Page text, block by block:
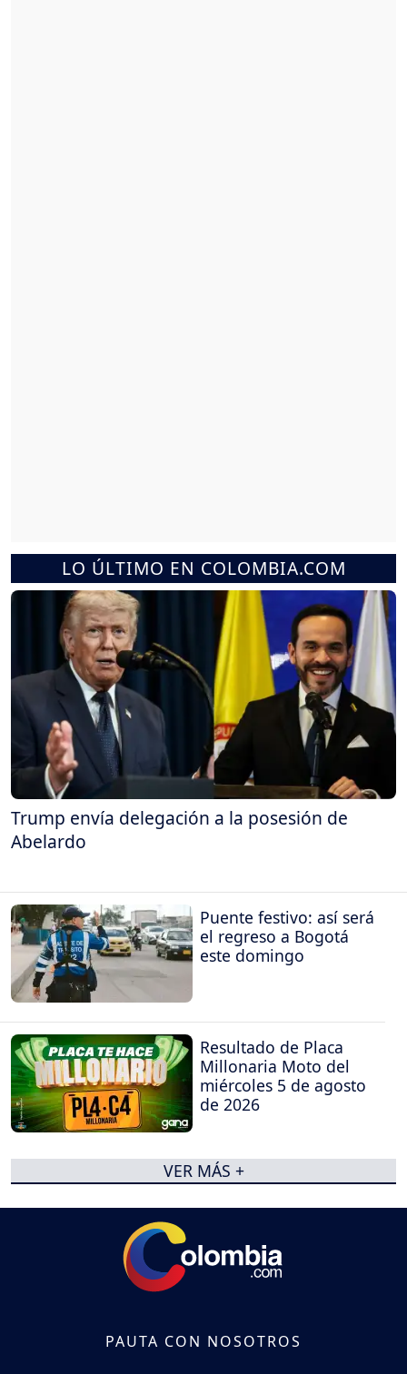
LO ÚLTIMO EN COLOMBIA.COM
Trump envía delegación a la posesión de
Abelardo
Puente festivo: así será
el regreso a Bogotá
este domingo
Resultado de Placa
Millonaria Moto del
miércoles 5 de agosto
de 2026
VER MÁS +
PAUTA CON NOSOTROS